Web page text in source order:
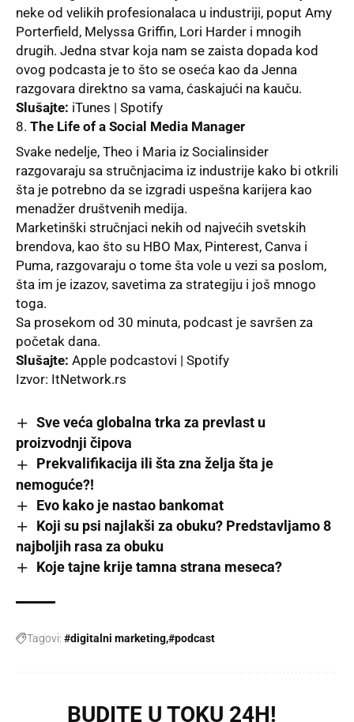
neke od velikih profesionalaca u industriji, poput Amy
Porterfield, Melyssa Griffin, Lori Harder i mnogih
drugih. Jedna stvar koja nam se zaista dopada kod
ovog podcasta je to što se oseća kao da Jenna
razgovara direktno sa vama, ćaskajući na kauču.
Slušajte: iTunes | Spotify
The Life of a Social Media Manager
Svake nedelјe, Theo i Maria iz Socialinsider
razgovaraju sa stručnjacima iz industrije kako bi otkrili
šta je potrebno da se izgradi uspešna karijera kao
menadžer društvenih medija.
Marketinški stručnjaci nekih od najvećih svetskih
brendova, kao što su HBO Max, Pinterest, Canva i
Puma, razgovaraju o tome šta vole u vezi sa poslom,
šta im je izazov, savetima za strategiju i još mnogo
toga.
Sa prosekom od 30 minuta, podcast je savršen za
početak dana.
Slušajte: Apple podcastovi | Spotify
Izvor: ItNetwork.rs
Sve veća globalna trka za prevlast u
proizvodnji čipova
Prekvalifikacija ili šta zna želja šta je
nemoguće?!
Evo kako je nastao bankomat
Koji su psi najlakši za obuku? Predstavljamo 8
najboljih rasa za obuku
Koje tajne krije tamna strana meseca?
Tagovi: #digitalni marketing#podcast
BUDITE U TOKU 24H!